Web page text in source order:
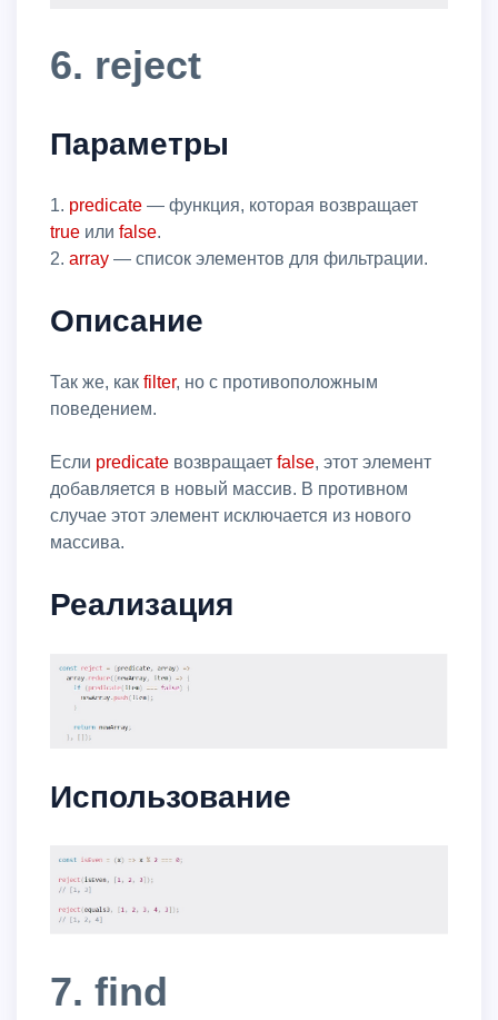
6. reject
Параметры
1. predicate — функция, которая возвращает
true или false.
2. array — список элементов для фильтрации.
Описание
Так же, как filter, но с противоположным
поведением.
Если predicate возвращает false, этот элемент
добавляется в новый массив. В противном
случае этот элемент исключается из нового
массива.
Реализация
Использование
7. find